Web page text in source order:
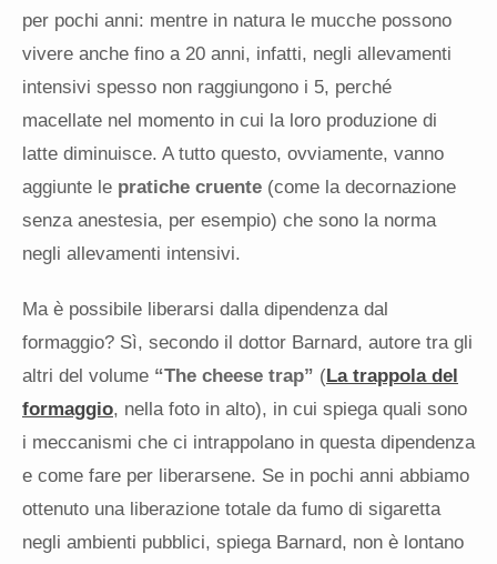
per pochi anni: mentre in natura le mucche possono
vivere anche fino a 20 anni, infatti, negli allevamenti
intensivi spesso non raggiungono i 5, perché
macellate nel momento in cui la loro produzione di
latte diminuisce. A tutto questo, ovviamente, vanno
aggiunte le pratiche cruente (come la decornazione
senza anestesia, per esempio) che sono la norma
negli allevamenti intensivi.
Ma è possibile liberarsi dalla dipendenza dal
formaggio? Sì, secondo il dottor Barnard, autore tra gli
altri del volume “The cheese trap” (La trappola del
formaggio, nella foto in alto), in cui spiega quali sono
i meccanismi che ci intrappolano in questa dipendenza
e come fare per liberarsene. Se in pochi anni abbiamo
ottenuto una liberazione totale da fumo di sigaretta
negli ambienti pubblici, spiega Barnard, non è lontano